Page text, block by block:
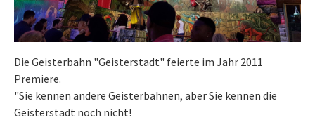
Die Geisterbahn "Geisterstadt" feierte im Jahr 2011
Premiere.
"Sie kennen andere Geisterbahnen, aber Sie kennen die
Geisterstadt noch nicht!